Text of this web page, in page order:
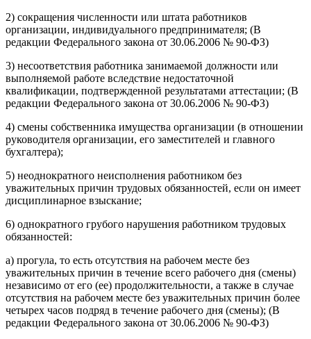
2) сокращения численности или штата работников
организации, индивидуального предпринимателя; (В
редакции Федерального закона от 30.06.2006 № 90-ФЗ)
3) несоответствия работника занимаемой должности или
выполняемой работе вследствие недостаточной
квалификации, подтвержденной результатами аттестации; (В
редакции Федерального закона от 30.06.2006 № 90-ФЗ)
4) смены собственника имущества организации (в отношении
руководителя организации, его заместителей и главного
бухгалтера);
5) неоднократного неисполнения работником без
уважительных причин трудовых обязанностей, если он имеет
дисциплинарное взыскание;
6) однократного грубого нарушения работником трудовых
обязанностей:
а) прогула, то есть отсутствия на рабочем месте без
уважительных причин в течение всего рабочего дня (смены)
независимо от его (ее) продолжительности, а также в случае
отсутствия на рабочем месте без уважительных причин более
четырех часов подряд в течение рабочего дня (смены); (В
редакции Федерального закона от 30.06.2006 № 90-ФЗ)